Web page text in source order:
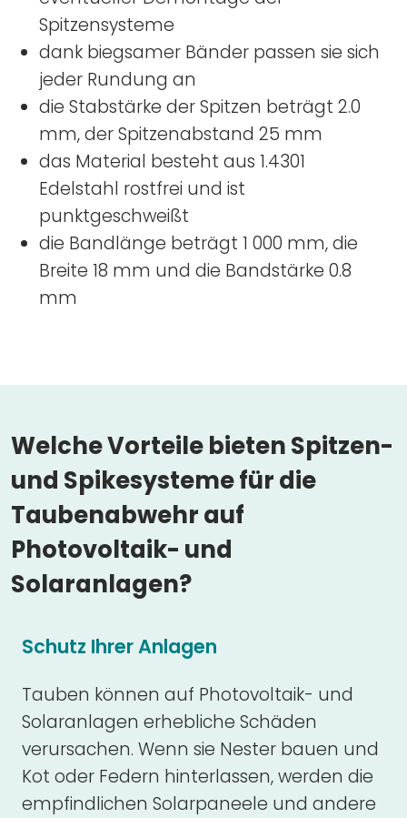
Spitzensysteme
dank biegsamer Bänder passen sie sich
jeder Rundung an
die Stabstärke der Spitzen beträgt 2.0
mm, der Spitzenabstand 25 mm
das Material besteht aus 1.4301
Edelstahl rostfrei und ist
punktgeschweißt
die Bandlänge beträgt 1 000 mm, die
Breite 18 mm und die Bandstärke 0.8
mm
Welche Vorteile bieten Spitzen-
und Spikesysteme für die
Taubenabwehr auf
Photovoltaik- und
Solaranlagen?
Schutz Ihrer Anlagen
Tauben können auf Photovoltaik- und
Solaranlagen erhebliche Schäden
verursachen. Wenn sie Nester bauen und
Kot oder Federn hinterlassen, werden die
empfindlichen Solarpaneele und andere